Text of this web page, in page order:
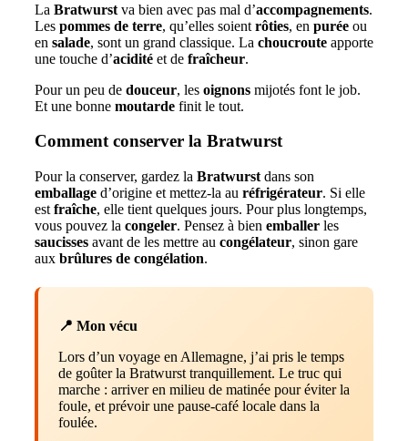
La Bratwurst va bien avec pas mal d’accompagnements.
Les pommes de terre, qu’elles soient rôties, en purée ou
en salade, sont un grand classique. La choucroute apporte
une touche d’acidité et de fraîcheur.
Pour un peu de douceur, les oignons mijotés font le job.
Et une bonne moutarde finit le tout.
Comment conserver la Bratwurst
Pour la conserver, gardez la Bratwurst dans son
emballage d’origine et mettez-la au réfrigérateur. Si elle
est fraîche, elle tient quelques jours. Pour plus longtemps,
vous pouvez la congeler. Pensez à bien emballer les
saucisses avant de les mettre au congélateur, sinon gare
aux brûlures de congélation.
📍 Mon vécu
Lors d’un voyage en Allemagne, j’ai pris le temps
de goûter la Bratwurst tranquillement. Le truc qui
marche : arriver en milieu de matinée pour éviter la
foule, et prévoir une pause-café locale dans la
foulée.